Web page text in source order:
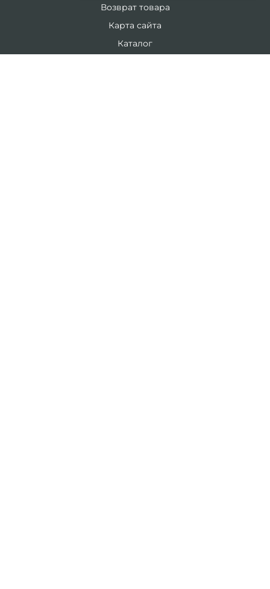
Возврат товара
Карта сайта
Каталог